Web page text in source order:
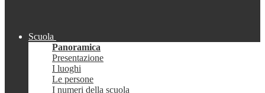
Scuola
Panoramica
Presentazione
I luoghi
Le persone
I numeri della scuola